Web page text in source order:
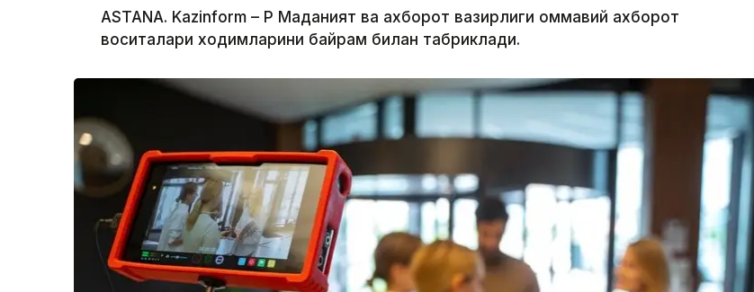
ASTANA. Kazinform – ҚР Маданият ва ахборот вазирлиги оммавий ахборот
воситалари ходимларини байрам билан табриклади.